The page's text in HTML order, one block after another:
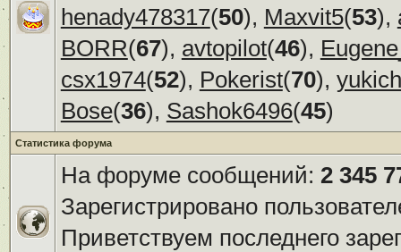
henady478317(50), Maxvit5(53),
BORR(67), avtopilot(46),
csx1974(52), Pokerist(70), yukich
Bose(36), Sashok6496(45)
Статистика форума
На форуме сообщений: 2 345
Зарегистрировано
Приветствуем последнего